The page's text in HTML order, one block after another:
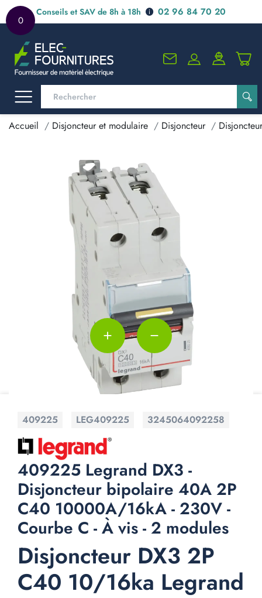
0
Conseils et SAV de 8h à 18h 02 96 84 70 20
Accueil Disjoncteur et modulaire Disjoncteur
409225 LEG409225 3245064092258
409225 Legrand DX3 -
Disjoncteur bipolaire 40A 2P
C40 10000A/16kA - 230V -
Courbe C - À vis - 2 modules
Disjoncteur DX3 2P
C40 10/16ka Legrand
add remove